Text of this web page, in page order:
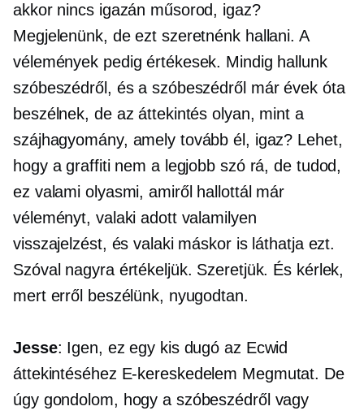
akkor nincs igazán műsorod, igaz?
Megjelenünk, de ezt szeretnénk hallani. A
vélemények pedig értékesek. Mindig hallunk
szóbeszédről, és a szóbeszédről már évek óta
beszélnek, de az áttekintés olyan, mint a
szájhagyomány, amely tovább él, igaz? Lehet,
hogy a graffiti nem a legjobb szó rá, de tudod,
ez valami olyasmi, amiről hallottál már
véleményt, valaki adott valamilyen
visszajelzést, és valaki máskor is láthatja ezt.
Szóval nagyra értékeljük. Szeretjük. És kérlek,
mert erről beszélünk, nyugodtan.
Jesse: Igen, ez egy kis dugó az Ecwid
áttekintéséhez E-kereskedelem Megmutat. De
úgy gondolom, hogy a szóbeszédről vagy